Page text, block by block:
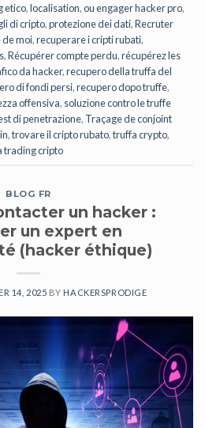
etico,localisation,ou engager hacker pro,
di cripto,protezione dei dati,Recruter
de moi,recuperare i cripti rubati,
,Récupérer compte perdu,récupérez les
da hacker,recupero della truffa del
di fondi persi,recupero dopo truffe,
offensiva, soluzione contro le truffe
di penetrazione, Traçage de conjoint
,trovare il cripto rubato,truffa crypto,
trading cripto
BLOG FR
un hacker :
un expert en
(hacker éthique)
14, 2025 BY HACKERSPRODIGE